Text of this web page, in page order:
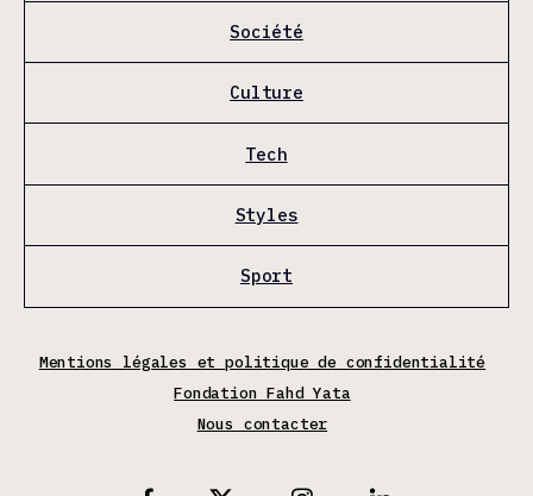
Société
Culture
Tech
Styles
Sport
Mentions légales et politique de confidentialité
Fondation Fahd Yata
Nous contacter